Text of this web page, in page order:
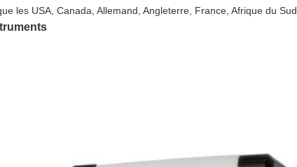
les USA, Canada, Allemand, Angleterre, France, Afrique du Sud.